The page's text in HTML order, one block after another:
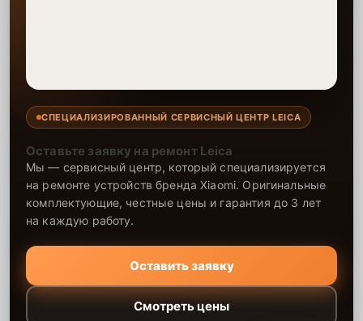
СПЕЦИАЛИЗИРОВАННЫЙ СЕРВИСНЫЙ ЦЕНТР LEICA
Оставьте заявку на ремонт Leica
Мы — сервисный центр, который специализируется
на ремонте устройств бренда Xiaomi. Оригинальные
комплектующие, честные цены и гарантия до 3 лет
на каждую работу.
Оставить заявку
Смотреть цены